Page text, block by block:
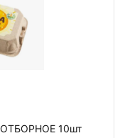
10шт